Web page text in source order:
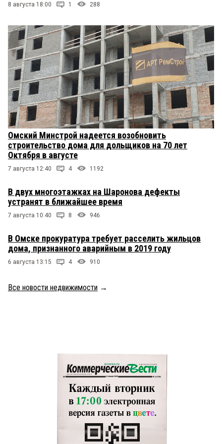
8 августа 18:00 1 288
Омский Минстрой надеется возобновить
строительство дома для дольщиков на 70 лет
Октября в августе
7 августа 12:40 4 1192
В двух многоэтажках на Шаронова дефекты
устранят в ближайшее время
7 августа 10:40 8 946
В Омске прокуратура требует расселить жильцов
дома, признанного аварийным в 2019 году
6 августа 13:15 4 910
Все новости недвижимости →